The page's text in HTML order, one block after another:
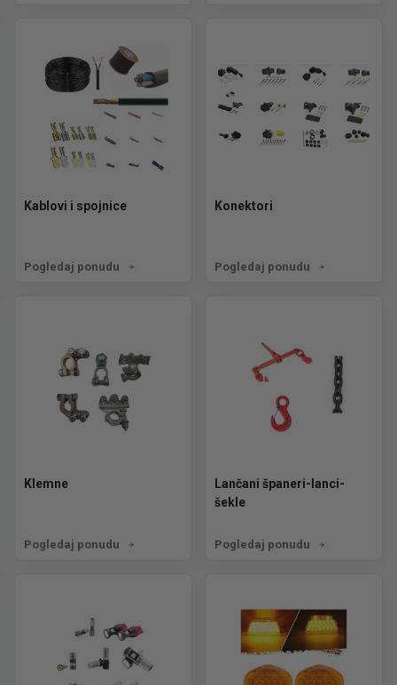
Kablovi i spojnice
Pogledaj ponudu
Konektori
Pogledaj ponudu
Klemne
Pogledaj ponudu
Lančani španeri-lanci-
šekle
Pogledaj ponudu